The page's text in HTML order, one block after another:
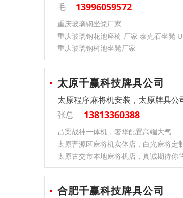
毛
13996059572
重庆玻璃钢坐凳厂家
重庆玻璃钢花池座椅 厂家 泰克石坐凳
重庆玻璃钢树池坐凳厂家
太原千赢科技牌具公司
太原程序麻将机安装，太原牌具
张总
13813360388
吕梁战神一体机，奢华配置高端大气
太原晋源区麻将机实体店，白光麻将定
太原古交市本地麻将机店，真诚期待你
合肥千赢科技牌具公司